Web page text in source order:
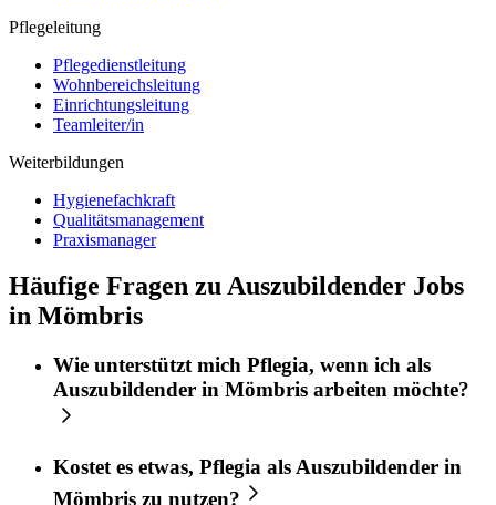
Pflegeleitung
Pflegedienstleitung
Wohnbereichsleitung
Einrichtungsleitung
Teamleiter/in
Weiterbildungen
Hygienefachkraft
Qualitätsmanagement
Praxismanager
Häufige Fragen zu Auszubildender Jobs
in Mömbris
Wie unterstützt mich Pflegia, wenn ich als
Auszubildender in Mömbris arbeiten möchte?
Kostet es etwas, Pflegia als Auszubildender in
Mömbris zu nutzen?